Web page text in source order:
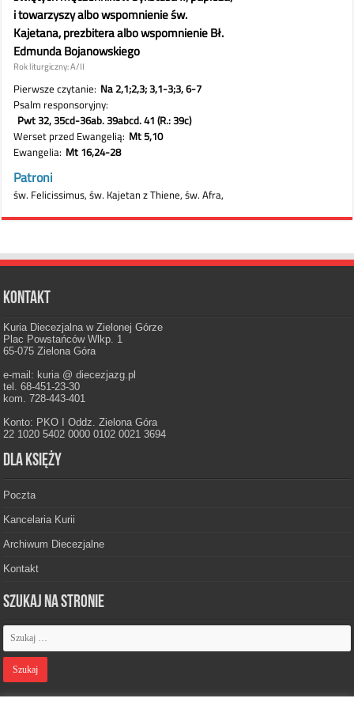
Kontakt
Kuria Diecezjalna w Zielonej Górze
Plac Powstańców Wlkp. 1
65-075 Zielona Góra
e-mail: kuria @ diecezjazg.pl
tel. 68-451-23-30
kom. 728-443-401
Konto: PKO I Oddz. Zielona Góra
22 1020 5402 0000 0102 0021 3694
Dla księży
Poczta
Kancelaria Kurii
Archiwum Diecezjalne
Kontakt
Szukaj na stronie